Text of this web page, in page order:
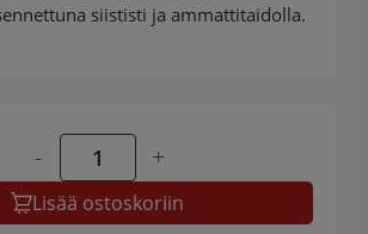
siististi ja ammattitaidolla.
- +
Lisää ostoskoriin